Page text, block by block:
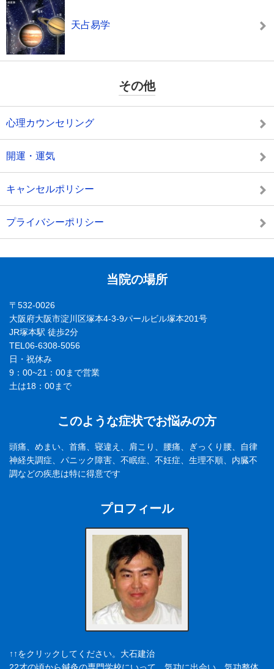
天占易学
その他
心理カウンセリング
開運・運気
キャンセルポリシー
プライバシーポリシー
当院の場所
〒532-0026
大阪府大阪市淀川区塚本4-3-9パールビル塚本201号
JR塚本駅 徒歩2分
TEL06-6308-5056
日・祝休み
9：00~21：00まで営業
土は18：00まで
このような症状でお悩みの方
頭痛、めまい、首痛、寝違え、肩こり、腰痛、ぎっくり腰、自律
神経失調症、パニック障害、不眠症、不妊症、生理不順、内臓不
調などの疾患は特に得意です
プロフィール
↑↑をクリックしてください。大石建治